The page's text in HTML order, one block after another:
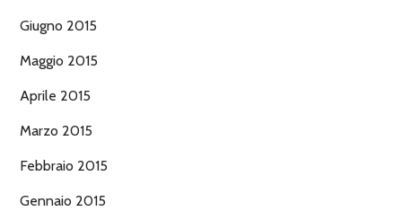
Giugno 2015
Maggio 2015
Aprile 2015
Marzo 2015
Febbraio 2015
Gennaio 2015